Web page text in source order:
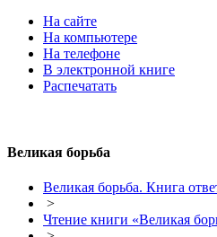
На сайте
На компьютере
На телефоне
В электронной книге
Распечатать
Великая борьба
Великая борьба. Книга
>
Чтение книги «Великая